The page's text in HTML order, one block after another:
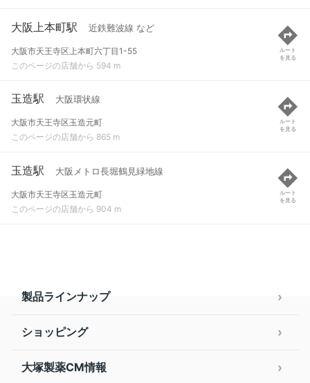
大阪上本町駅 近鉄難波線 など
大阪市天王寺区上本町六丁目1-55
このページの店舗から 594 m
ルート
を見る
玉造駅 大阪環状線
大阪市天王寺区玉造元町
このページの店舗から 865 m
ルート
を見る
玉造駅 大阪メトロ長堀鶴見緑地線
大阪市天王寺区玉造元町
このページの店舗から 904 m
ルート
を見る
製品ラインナップ
ショッピング
大塚製薬CM情報